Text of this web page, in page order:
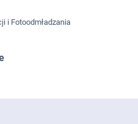
i Fotoodmładzania